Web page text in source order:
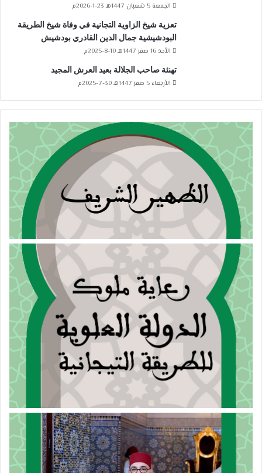
الجمعة 5 شعبان 1447هـ 23-1-2026م
تعزية شيخ الزاوية التجانية في وفاة شيخ الطريقة
البودشيشية جمال الدين القادري بودشيش
الأحد 16 صفر 1447هـ 10-8-2025م
تهنئة صاحب الجلالة بعيد العرش المجيد
الأربعاء 5 صفر 1447هـ 30-7-2025م